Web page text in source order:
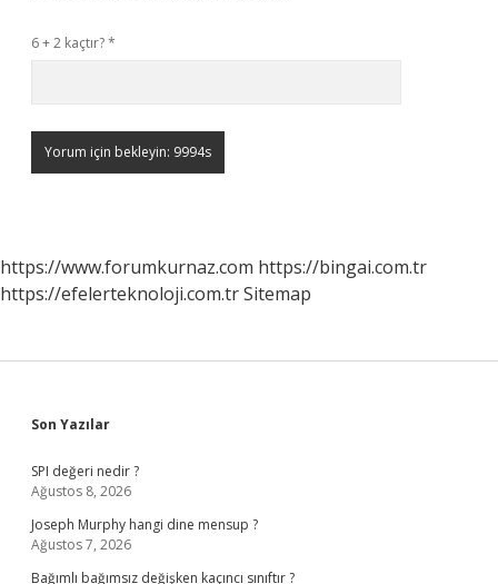
6 + 2 kaçtır?*
https://www.forumkurnaz.com https://bingai.com.tr
https://efelerteknoloji.com.trSitemap
Sidebar
Son Yazılar
SPI değeri nedir ?
Ağustos 8, 2026
Joseph Murphy hangi dine mensup ?
Ağustos 7, 2026
Bağımlı bağımsız değişken kaçıncı sınıftır ?